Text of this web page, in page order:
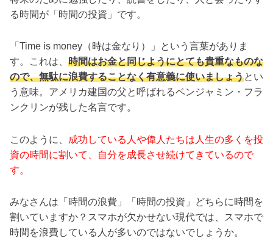
る時間が「時間の投資」です。
「Time is money（時は金なり）」という言葉がありま
す。これは、 時間はお金と同じようにとても貴重なものな
ので、無駄に浪費することなく有意義に使いましょうとい
う意味。アメリカ建国の父と呼ばれるベンジャミン・フラ
ンクリンが残した名言です。
このように、
成功している人や偉人たちは人生の多くを投
資の時間に割いて、自分を成長させ続けてきているので
す。
みなさんは「時間の浪費」「時間の投資」どちらに時間を
割いていますか？スマホが欠かせない現代では、スマホで
時間を浪費している人が多いのではないでしょうか。